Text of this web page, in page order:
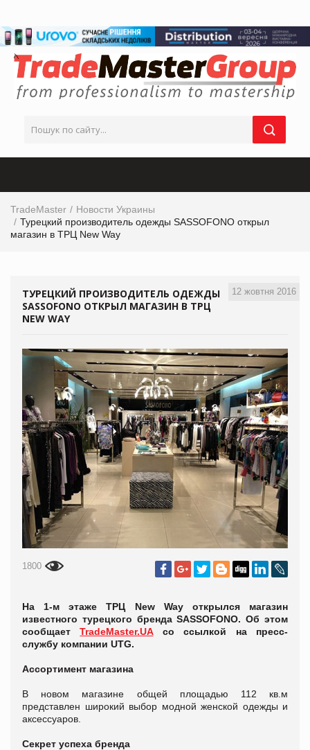
TradeMaster
Новости Украины
Турецкий производитель одежды SASSOFONO открыл
магазин в ТРЦ New Way
12 жовтня 2016
ТУРЕЦКИЙ ПРОИЗВОДИТЕЛЬ ОДЕЖДЫ
SASSOFONO ОТКРЫЛ МАГАЗИН В ТРЦ
NEW WAY
1800
На 1-м этаже ТРЦ New Way открылся магазин
известного турецкого бренда SASSOFONO. Об этом
сообщаетTradeMaster.UAсо ссылкой на пресс-
службу компании UTG.
Ассортимент магазина
В новом магазине общей площадью 112 кв.м
представлен широкий выбор модной женской одежды и
аксессуаров.
Секрет успеха бренда